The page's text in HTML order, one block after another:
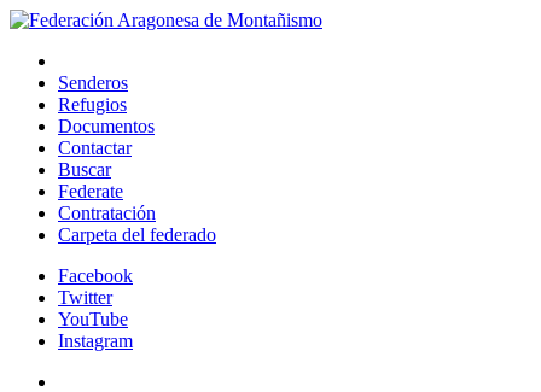
Senderos
Refugios
Documentos
Contactar
Buscar
Federate
Contratación
Carpeta del federado
Facebook
Twitter
YouTube
Instagram